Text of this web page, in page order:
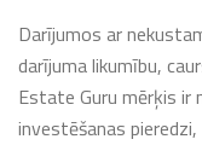
Darījumos ar
darījuma likumību,
Estate Guru mērķis ir
investēšanas